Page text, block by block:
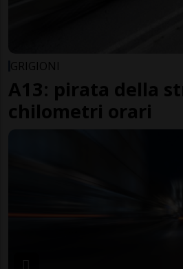
GRIGIONI
A13: pirata della
chilometri orari